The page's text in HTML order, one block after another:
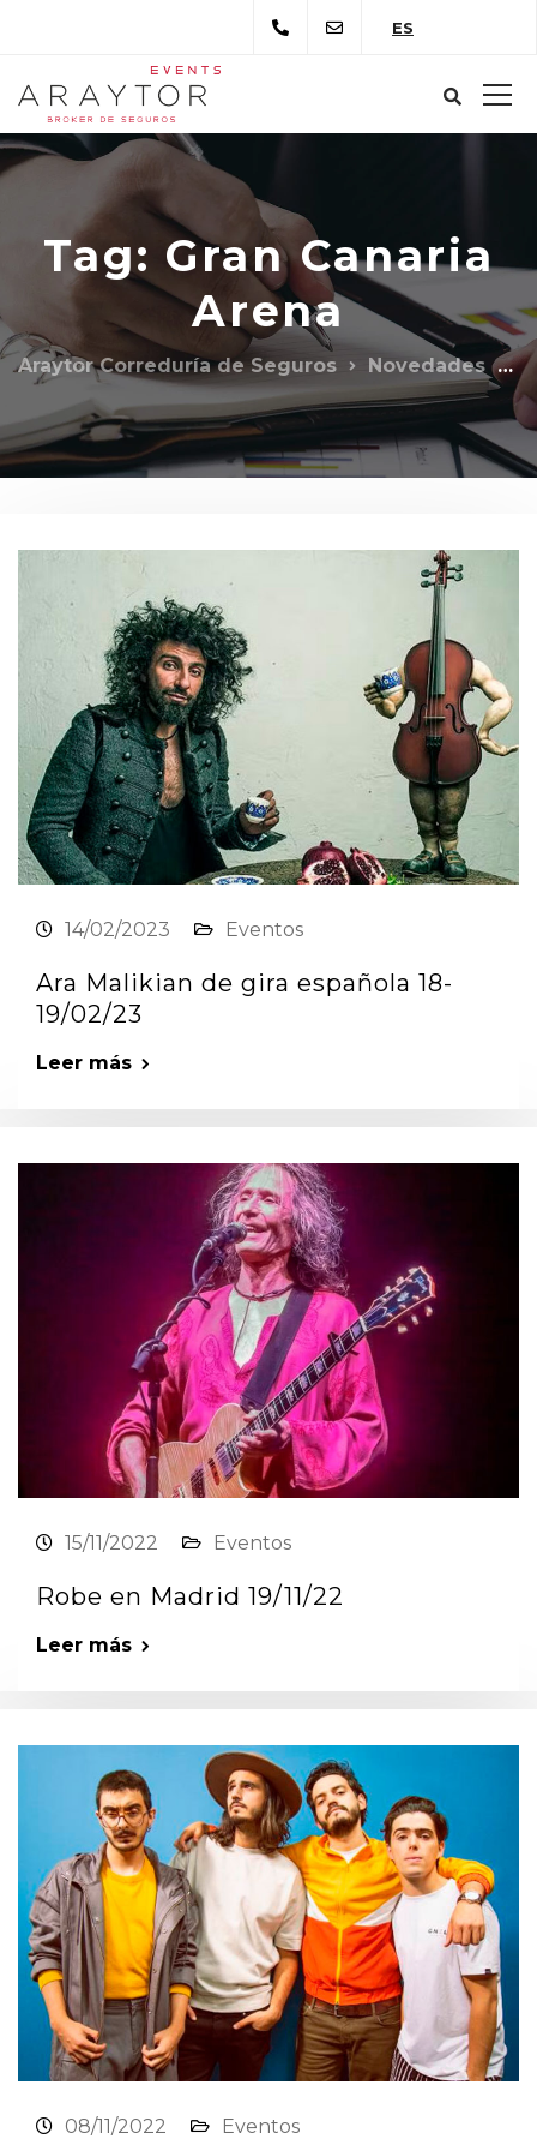
ES
Tag: Gran Canaria
Arena
Araytor Correduría de Seguros Novedades
14/02/2023 Eventos
Ara Malikian de gira española 18-
19/02/23
Leer más
15/11/2022 Eventos
Robe en Madrid 19/11/22
Leer más
08/11/2022 Eventos